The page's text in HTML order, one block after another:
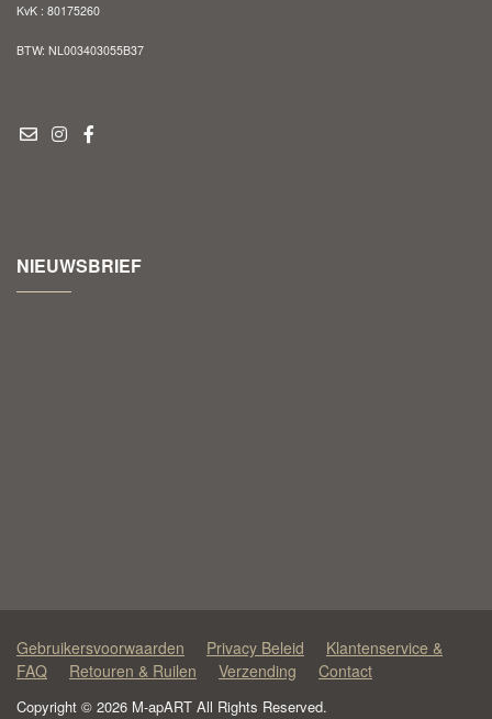
KvK : 80175260
BTW: NL003403055B37
NIEUWSBRIEF
Gebruikersvoorwaarden Privacy Beleid
Klantenservice &
FAQ
Retouren & Ruilen Verzending Contact
Copyright © 2026 M-apART All Rights Reserved.